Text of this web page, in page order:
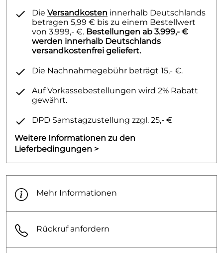
Die Versandkosten innerhalb Deutschlands
betragen 5,99 € bis zu einem Bestellwert
von 3.999,- €. Bestellungen ab 3.999,- €
werden innerhalb Deutschlands
versandkostenfrei geliefert.
Die Nachnahmegebühr beträgt 15,- €.
Auf Vorkassebestellungen wird 2% Rabatt
gewährt.
DPD Samstagzustellung zzgl. 25,- €
Weitere Informationen zu den
Lieferbedingungen >
Mehr Informationen
Rückruf anfordern